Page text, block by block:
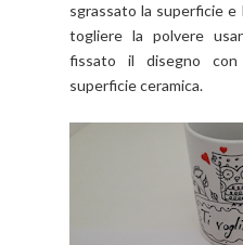
sgrassato la superficie
togliere la polvere
fissato il disegno
superficie ceramica.